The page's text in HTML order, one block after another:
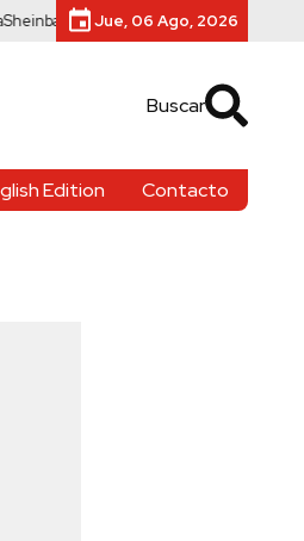
recurre al pasado para justificar
Jue, 06 Ago, 2026
Buscar
Edition Contacto